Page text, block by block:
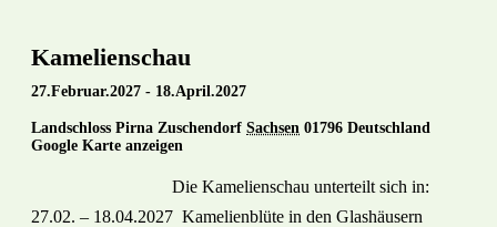
Kamelienschau
27.Februar.2027 - 18.April.2027
Landschloss Pirna Zuschendorf Sachsen 01796 Deutschland
Google Karte anzeigen
Die Kamelienschau unterteilt sich in:
27.02. – 18.04.2027 Kamelienblüte in den Glashäusern